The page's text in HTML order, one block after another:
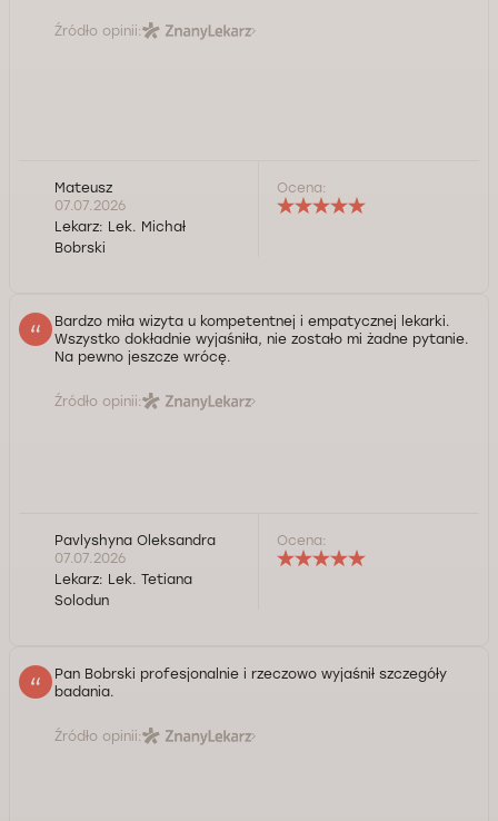
Źródło opinii:
Mateusz
07.07.2026
Lekarz: Lek. Michał
Bobrski
Ocena:
Bardzo miła wizyta u kompetentnej i empatycznej lekarki.
Wszystko dokładnie wyjaśniła, nie zostało mi żadne pytanie.
Na pewno jeszcze wrócę.
Źródło opinii:
Pavlyshyna Oleksandra
07.07.2026
Lekarz: Lek. Tetiana
Solodun
Ocena:
Pan Bobrski profesjonalnie i rzeczowo wyjaśnił szczegóły
badania.
Źródło opinii: